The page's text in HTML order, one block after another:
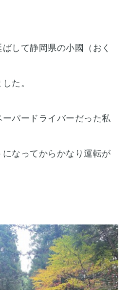
して静岡県の小國（おく
た。
パードライバーだった私
なってからかなり運転が